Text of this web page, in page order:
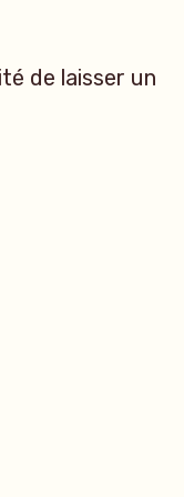
de laisser un